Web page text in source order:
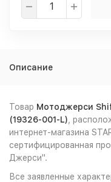
Описание
Товар Мотоджерси
(19326-001-L) ,
интернет-магазина
сертифицированная
Джерси".
Все заявленные